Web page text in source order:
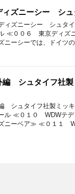
ィズニーシー シ
ディズニーシー シュタ
≪００６ 東京ディズ
ニーシーでは、ドイツ
編 シュタイフ社
編 シュタイフ社製ミッ
ル ≪０１０ WDWテデ
ニーベア≫ ≪０１１